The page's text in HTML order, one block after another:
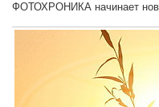
ФОТОХРОНИКА начинает